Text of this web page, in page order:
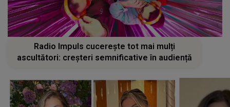
Radio Impuls cucerește tot mai mulți
ascultători: creșteri semnificative în audiență